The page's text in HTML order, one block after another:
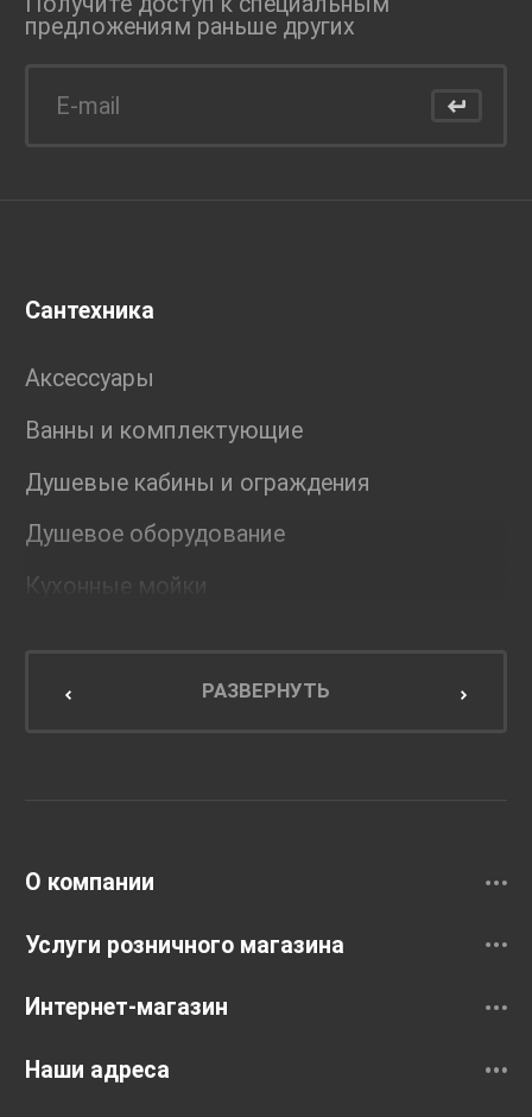
предложениям раньше других
Сантехника
Аксессуары
Ванны и комплектующие
Душевые кабины и ограждения
Душевое оборудование
Кухонные мойки
Мебель для кухниРАЗВЕРНУТЬ
О компании
Услуги розничного магазина
Интернет-магазин
Наши адреса